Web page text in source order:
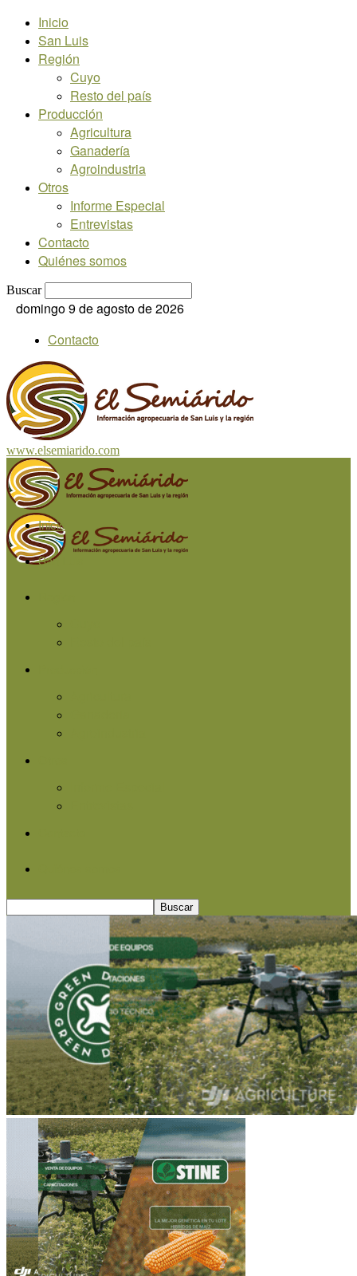
Inicio
San Luis
Región
Cuyo
Resto del país
Producción
Agricultura
Ganadería
Agroindustria
Otros
Informe Especial
Entrevistas
Contacto
Quiénes somos
Buscar
domingo 9 de agosto de 2026
Contacto
www.elsemiarido.com
Inicio
San Luis